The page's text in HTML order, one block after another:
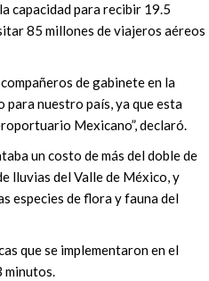
capacidad para recibir 19.5
85 millones de viajeros aéreos
de gabinete en la
nuestro país, ya que esta
Mexicano”, declaró.
un costo de más del doble de
lluvias del Valle de México, y
especies de flora y fauna del
que se implementaron en el
minutos.